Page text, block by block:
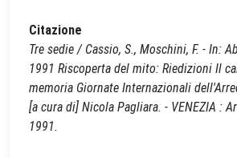
Citazione
Tre sedie / Cassio, S., Moschini, F. - In:
1991 Riscoperta del mito: Riedizioni Il
memoria Giornate Internazionali
[a cura di] Nicola Pagliara. - VENEZIA :
1991.